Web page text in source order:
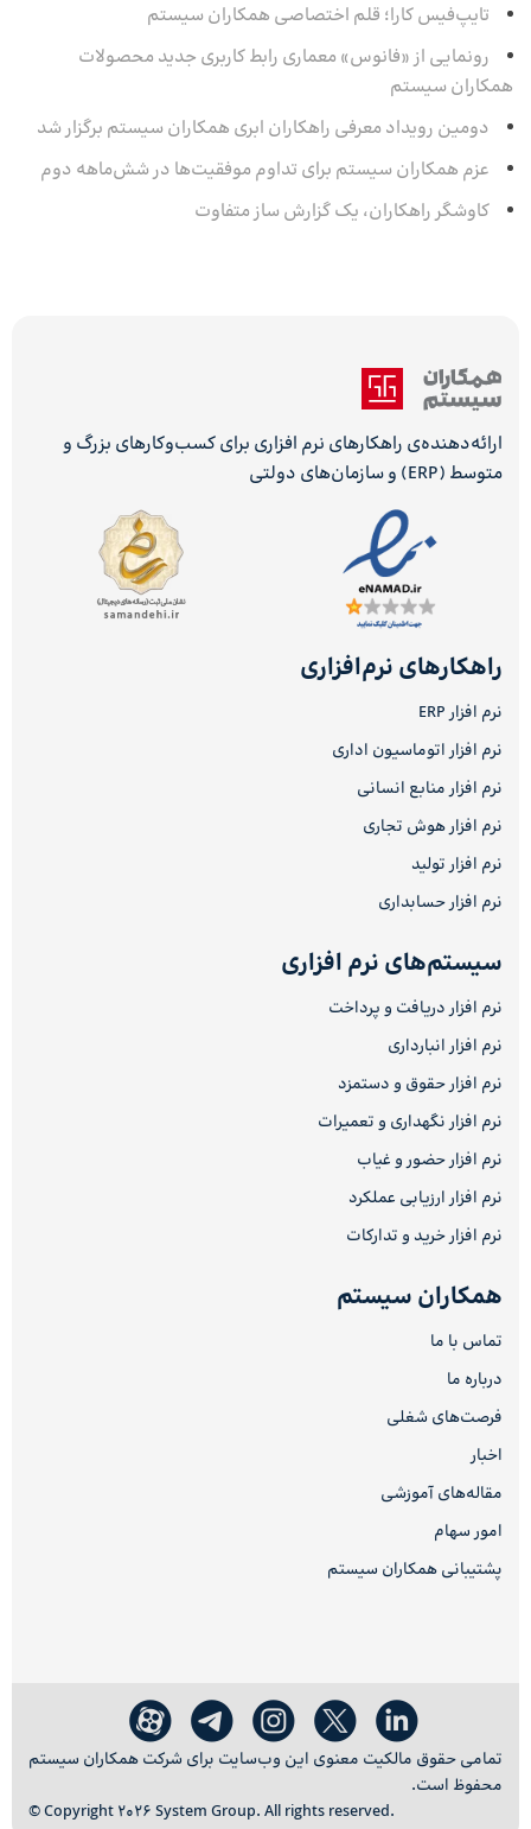
تایپ‌فیس کارا؛ قلم اختصاصی همکاران سیستم
رونمایی از «فانوس» معماری رابط کاربری جدید محصولات
همکاران سیستم
دومین رویداد معرفی راهکاران ابری همکاران سیستم برگزار شد
عزم همکاران سیستم برای تداوم موفقیت‌ها در شش‌ماهه‌ دوم
کاوشگر راهکاران، یک گزارش ساز متفاوت
ارائه‌دهنده‌ی راهکارهای نرم افزاری برای کسب‌وکارهای بزرگ و
متوسط (ERP) و سازمان‌های دولتی
راهکارهای نرم‌افزاری
نرم افزار ERP
نرم افزار اتوماسیون اداری
نرم افزار منابع انسانی
نرم افزار هوش تجاری
نرم افزار تولید
نرم افزار حسابداری
سیستم‌های نرم افزاری
نرم افزار دریافت و پرداخت
نرم افزار انبارداری
نرم افزار حقوق و دستمزد
نرم افزار نگهداری و تعمیرات
نرم افزار حضور و غیاب
نرم افزار ارزیابی عملکرد
نرم افزار خرید و تدارکات
همکاران سیستم
تماس با ما
درباره ما
فرصت‌های شغلی
اخبار
مقاله‌های آموزشی
امور سهام
پشتیبانی همکاران سیستم
تمامی حقوق مالکیت معنوی این وب‌سایت برای شرکت همکاران سیستم
محفوظ است.
© Copyright 2026 System Group. All rights reserved.